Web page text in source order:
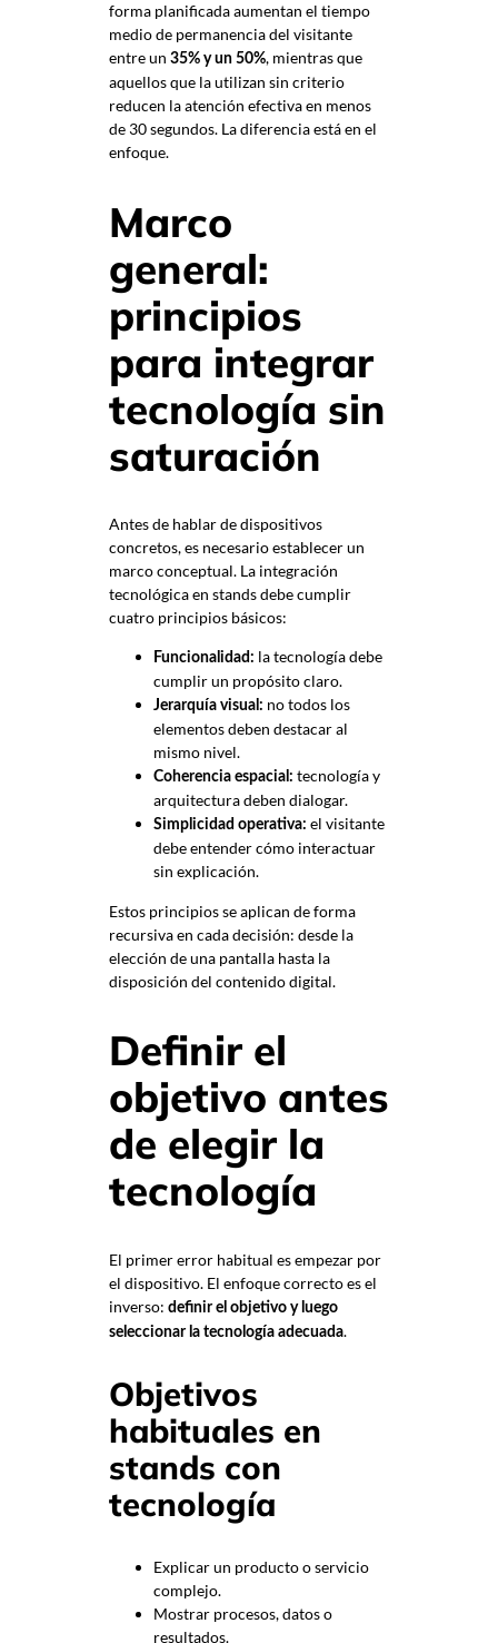
forma planificada aumentan el tiempo
medio de permanencia del visitante
entre un 35% y un 50%, mientras que
aquellos que la utilizan sin criterio
reducen la atención efectiva en menos
de 30 segundos. La diferencia está en el
enfoque.
Marco
general:
principios
para integrar
tecnología sin
saturación
Antes de hablar de dispositivos
concretos, es necesario establecer un
marco conceptual. La integración
tecnológica en stands debe cumplir
cuatro principios básicos:
Funcionalidad: la tecnología debe
cumplir un propósito claro.
Jerarquía visual: no todos los
elementos deben destacar al
mismo nivel.
Coherencia espacial: tecnología y
arquitectura deben dialogar.
Simplicidad operativa: el visitante
debe entender cómo interactuar
sin explicación.
Estos principios se aplican de forma
recursiva en cada decisión: desde la
elección de una pantalla hasta la
disposición del contenido digital.
Definir el
objetivo antes
de elegir la
tecnología
El primer error habitual es empezar por
el dispositivo. El enfoque correcto es el
inverso: definir el objetivo y luego
seleccionar la tecnología adecuada.
Objetivos
habituales en
stands con
tecnología
Explicar un producto o servicio
complejo.
Mostrar procesos, datos o
resultados.